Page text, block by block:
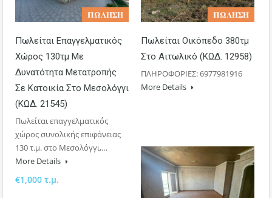
𝚷𝛀𝚲𝚮𝚺𝚮
Πωλείται Επαγγελματικός
Χώρος 130τμ Με
Δυνατότητα Μετατροπής
Σε Κατοικία Στο Μεσολόγγι
(ΚΩΔ. 21545)
Πωλείται επαγγελματικός
χώρος συνολικής επιφάνειας
130 τ.μ. στο Μεσολόγγι,…
More Details
€1,000 τ.μ.
𝚷𝛀𝚲𝚮𝚺𝚮
Πωλείται Οικόπεδο 380τμ
Στο Αιτωλικό (ΚΩΔ. 12958)
ΠΛΗΡΟΦΟΡΙΕΣ: 6977981916
More Details